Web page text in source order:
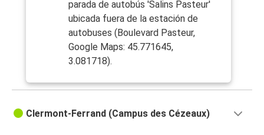
parada de autobús 'Salins Pasteur'
ubicada fuera de la estación de
autobuses (Boulevard Pasteur,
Google Maps: 45.771645,
3.081718).
Clermont-Ferrand (Campus des Cézeaux)